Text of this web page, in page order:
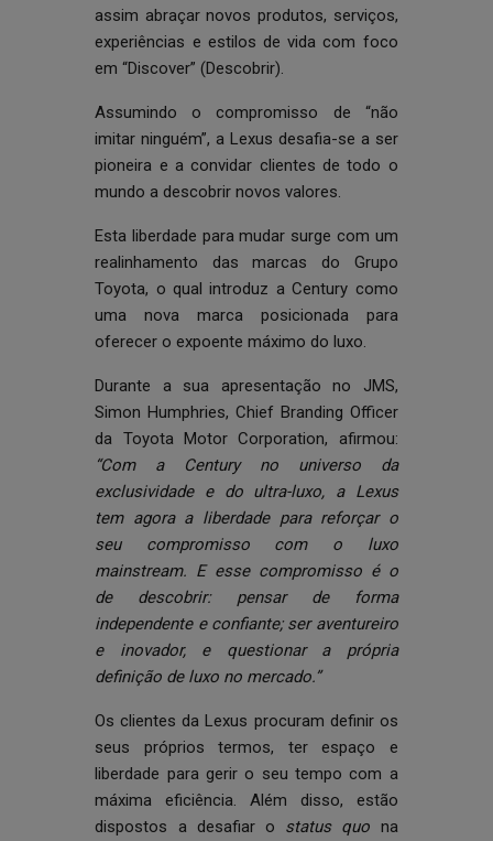
assim abraçar novos produtos, serviços,
experiências e estilos de vida com foco
em “Discover” (Descobrir).
Assumindo o compromisso de “não
imitar ninguém”, a Lexus desafia-se a ser
pioneira e a convidar clientes de todo o
mundo a descobrir novos valores.
Esta liberdade para mudar surge com um
realinhamento das marcas do Grupo
Toyota, o qual introduz a Century como
uma nova marca posicionada para
oferecer o expoente máximo do luxo.
Durante a sua apresentação no JMS,
Simon Humphries, Chief Branding Officer
da Toyota Motor Corporation, afirmou:
“Com a Century no universo da
exclusividade e do ultra-luxo, a Lexus
tem agora a liberdade para reforçar o
seu compromisso com o luxo
mainstream. E esse compromisso é o
de descobrir: pensar de forma
independente e confiante; ser aventureiro
e inovador, e questionar a própria
definição de luxo no mercado.”
Os clientes da Lexus procuram definir os
seus próprios termos, ter espaço e
liberdade para gerir o seu tempo com a
máxima eficiência. Além disso, estão
dispostos a desafiar o status quo na